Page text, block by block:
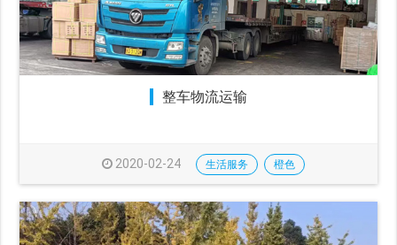
整车物流运输
2020-02-24 生活服务 橙色